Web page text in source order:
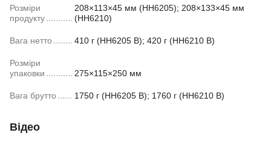
Розміри
продукту
208×113×45 мм (HH6205); 208×133×45 мм
(HH6210)
Вага нетто 410 г (HH6205 B); 420 г (HH6210 B)
Розміри
упаковки
275×115×250 мм
Вага брутто 1750 г (HH6205 B); 1760 г (HH6210 B)
Відео